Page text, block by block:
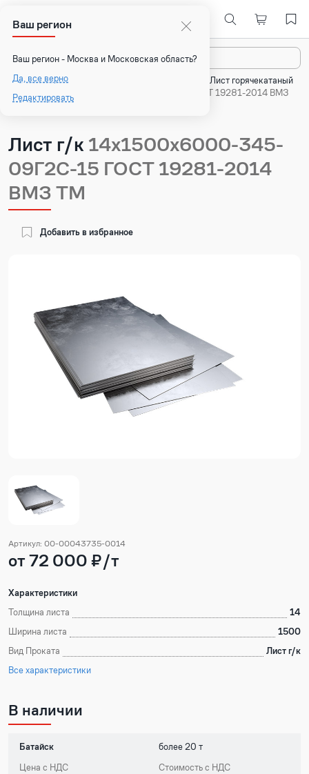
Ваш регион
Ваш регион - Москва и Московская область?
Да, все верно
Редактировать
Назад
Главная
Каталог
Лист горячекатаный
Лист г/к 14х1500х6000-345-09Г2С-15 ГОСТ 19281-2014 ВМЗ
ТМ
Лист г/к 14х1500х6000-345-
09Г2С-15 ГОСТ 19281-2014
ВМЗ ТМ
Добавить в избранное
Артикул: 00-00043735-0014
от 72 000 ₽/т
Характеристики
Толщина листа
14
Ширина листа
1500
Вид Проката
Лист г/к
Все характеристики
В наличии
Батайск
более 20 т
Цена с НДС
Стоимость с НДС